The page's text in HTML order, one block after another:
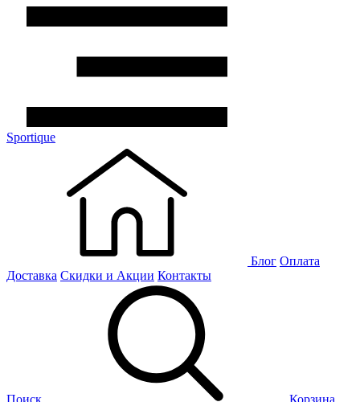
Sportique
Блог Оплата
Доставка Скидки и Акции Контакты
Поиск Корзина